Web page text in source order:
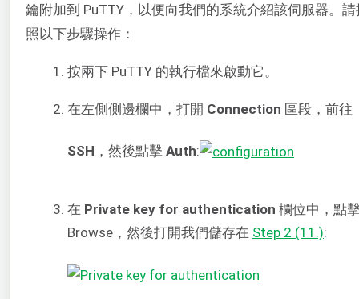
鑰附加到 PuTTY，以便向我們的系統介紹該伺服器。請
照以下步驟操作：
按兩下 PuTTY 的執行檔來啟動它。
在左側側邊欄中，打開 Connection 區段，前往
SSH ，然後點擊 Auth:
在 Private key for authentication 欄位中，點
Browse，然後打開我們儲存在 Step 2 (11.):